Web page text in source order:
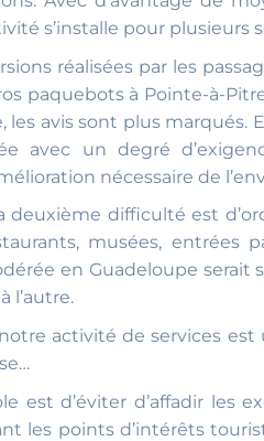
s’installe pour plusieurs
réalisées par les
paquebots à Pointe-à-
les avis sont plus
avec un degré
nécessaire de
deuxième difficulté est
musées,
en Guadeloupe serait
l’autre.
activité de services est
est d’éviter d’affadir
les points d’intérêts